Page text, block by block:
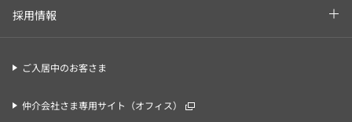
採用情報
ご入居中のお客さま
仲介会社さま専用サイト（オフィス）